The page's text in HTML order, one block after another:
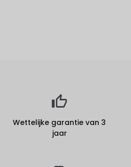
Wettelijke garantie van 3
jaar